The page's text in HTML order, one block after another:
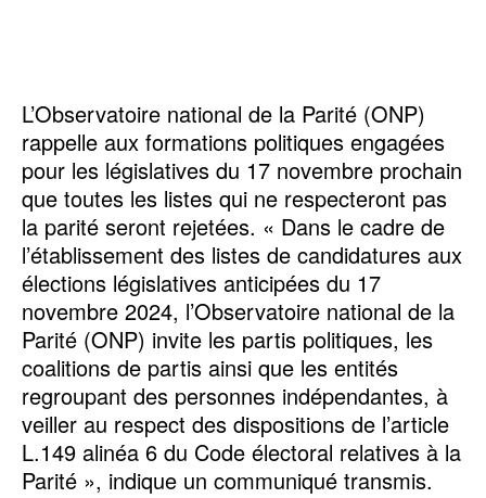
L’Observatoire national de la Parité (ONP)
rappelle aux formations politiques engagées
pour les législatives du 17 novembre prochain
que toutes les listes qui ne respecteront pas
la parité seront rejetées. « Dans le cadre de
l’établissement des listes de candidatures aux
élections législatives anticipées du 17
novembre 2024, l’Observatoire national de la
Parité (ONP) invite les partis politiques, les
coalitions de partis ainsi que les entités
regroupant des personnes indépendantes, à
veiller au respect des dispositions de l’article
L.149 alinéa 6 du Code électoral relatives à la
Parité », indique un communiqué transmis.